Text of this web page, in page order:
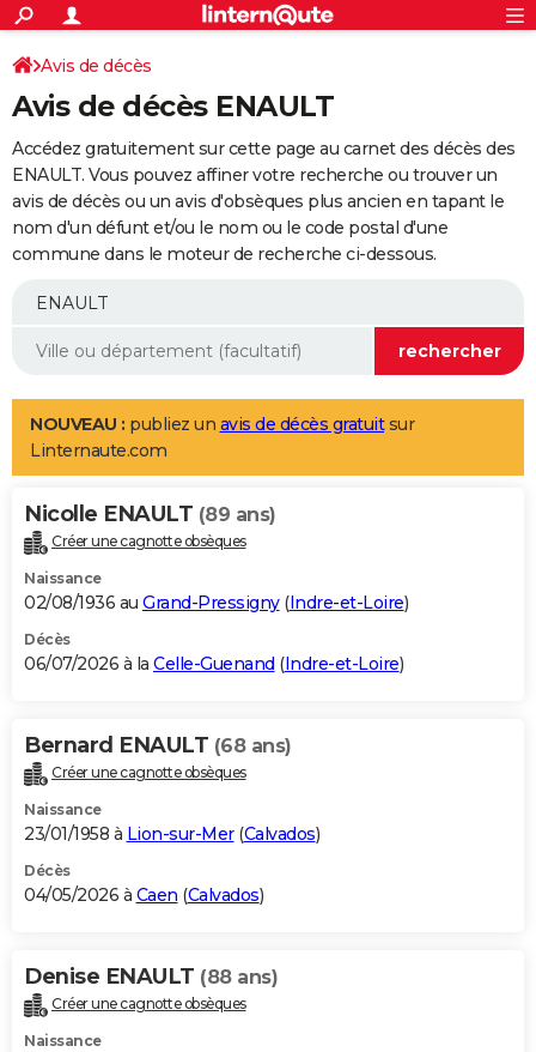
ACTUALITÉS
Politique
Société
Faits Divers
Education
Monde
Villes
+
SPORT
Coupe du monde 2026
Football
Tennis
Cyclisme
Rugby
Forum
Programme TV
TNT
Streaming
Cinéma
Sorties cinéma
Musique
+
FINANCE
Retraite
Epargne
Immobilier
Risques naturels par ville
Banque
Assurance
AUTO
Essais
Réserver un essai
Citadines
Berlines
SUV
Forum auto
+
Mobiles
Meilleur smartphone
Internet
Ordinateurs
Jeux vidéo
Guide high-tech
Aménagement intérieur
LIFESTYLE
Art de vivre
Bien-être
Loisirs
Mode
Modes de vie
Alimentation
Guide de la santé
Maladies
Médicaments
Sommeil
VOYAGE
Destinations
City break
Voyage nature
Voyage de noces
Forum
Climat
+PHOTO
GUIDES D'ACHAT
BONS PLANS
Carte de Noël
Carte Bonne année
Carte Saint-Valentin
Carte Pâques
Carte d'anniversaire
DICTIONNAIRE
Dictionnaire
Biographies
Citations
Expressions
Proverbes
PROGRAMME TV
S'inscrire
Se connecter
Lycées
Collèges
Primaires
Universités
Entreprises
Service militaire
Avis de recherche
AVIS DE DÉCÈS
Bricolage
Lifestyle
Culture
Sport
Auto
Television
Voyage
Cinema
Avis de décès
Avis de décès ENAULT
Accédez gratuitement sur cette page au carnet des décès des
ENAULT. Vous pouvez affiner votre recherche ou trouver un
avis de décès ou un avis d'obsèques plus ancien en tapant le
nom d'un défunt et/ou le nom ou le code postal d'une
commune dans le moteur de recherche ci-dessous.
NOUVEAU : publiez un avis de décès gratuitsur
Linternaute.com
Nicolle ENAULT (89 ans)
Créer une cagnotte obsèques
Naissance
02/08/1936 au Grand-Pressigny(Indre-et-Loire)
Décès
06/07/2026 à la Celle-Guenand (Indre-et-Loire)
Bernard ENAULT (68 ans)
Créer une cagnotte obsèques
Naissance
23/01/1958 à Lion-sur-Mer(Calvados)
Décès
04/05/2026 à Caen (Calvados)
Denise ENAULT (88 ans)
Créer une cagnotte obsèques
Naissance